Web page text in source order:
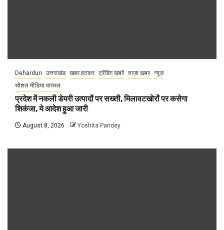
Dehardun उत्तराखंड खबर हटकर ट्रेंडिंग खबरें ताज़ा ख़बर न्यूज़
सोशल मीडिया वायरल
प्रदेश में नकली डेयरी उत्पादों पर सख्ती, मिलावटखोरों पर कसेगा
शिकंजा, ये आदेश हुआ जारी
August 8, 2026 Yoshita Pandey